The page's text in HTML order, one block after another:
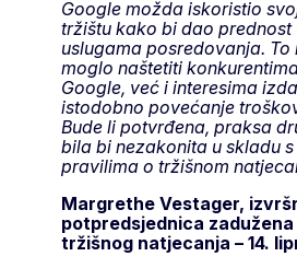
Google možda iskoristio
tržištu kako bi dao prednost
uslugama posredovanja. To
moglo naštetiti
Google, već i interesima
istodobno povećanje
Bude li potvrđena, praksa
bila bi nezakonita u skladu s
pravilima o tržišnom
Margrethe Vestager,
potpredsjednica
tržišnog natjecanja – 14.